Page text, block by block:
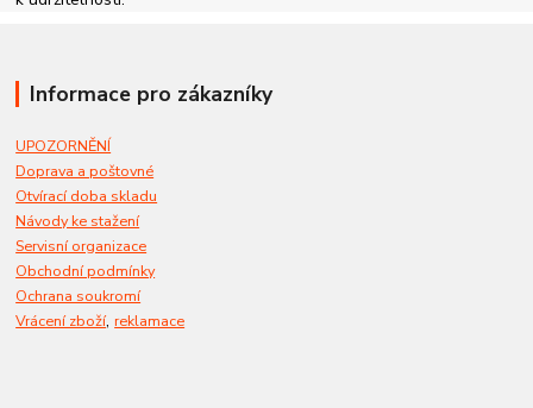
Informace pro zákazníky
UPOZORNĚNÍ
Doprava a poštovné
Otvírací doba skladu
Návody ke stažení
Servisní organizace
Obchodní podmínky
Ochrana soukromí
Vrácení zboží,reklamace